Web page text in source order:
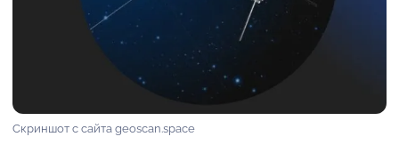
Скриншот с сайта geoscan.space